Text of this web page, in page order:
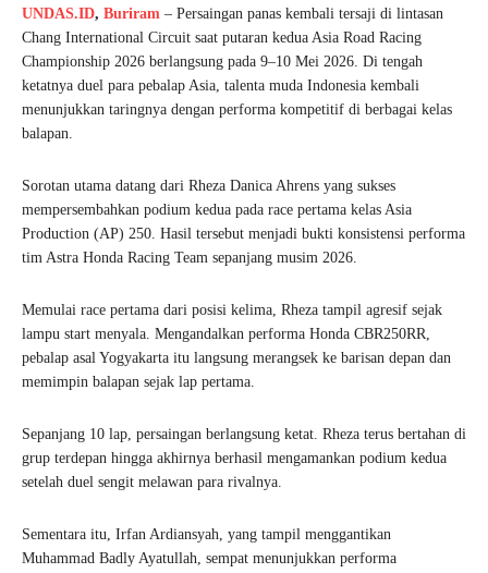
UNDAS.ID, Buriram – Persaingan panas kembali tersaji di lintasan
Chang International Circuit saat putaran kedua Asia Road Racing
Championship 2026 berlangsung pada 9–10 Mei 2026. Di tengah
ketatnya duel para pebalap Asia, talenta muda Indonesia kembali
menunjukkan taringnya dengan performa kompetitif di berbagai kelas
balapan.
Sorotan utama datang dari Rheza Danica Ahrens yang sukses
mempersembahkan podium kedua pada race pertama kelas Asia
Production (AP) 250. Hasil tersebut menjadi bukti konsistensi performa
tim Astra Honda Racing Team sepanjang musim 2026.
Memulai race pertama dari posisi kelima, Rheza tampil agresif sejak
lampu start menyala. Mengandalkan performa Honda CBR250RR,
pebalap asal Yogyakarta itu langsung merangsek ke barisan depan dan
memimpin balapan sejak lap pertama.
Sepanjang 10 lap, persaingan berlangsung ketat. Rheza terus bertahan di
grup terdepan hingga akhirnya berhasil mengamankan podium kedua
setelah duel sengit melawan para rivalnya.
Sementara itu, Irfan Ardiansyah, yang tampil menggantikan
Muhammad Badly Ayatullah, sempat menunjukkan performa